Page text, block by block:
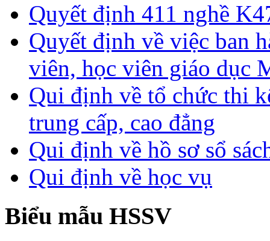
Quyết định 411 nghề
Quyết định về việc ban
viên, học viên giáo dục
Qui định về tổ chức thi
trung cấp, cao đẳng
Qui định về hồ sơ sổ
Qui định về học vụ
Biểu mẫu HSSV